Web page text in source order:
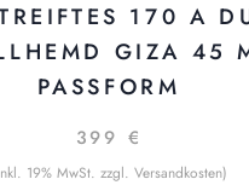
170 A
GIZA 45
PASSFORM
399 €
19% MwSt. zzgl. Versandkosten)